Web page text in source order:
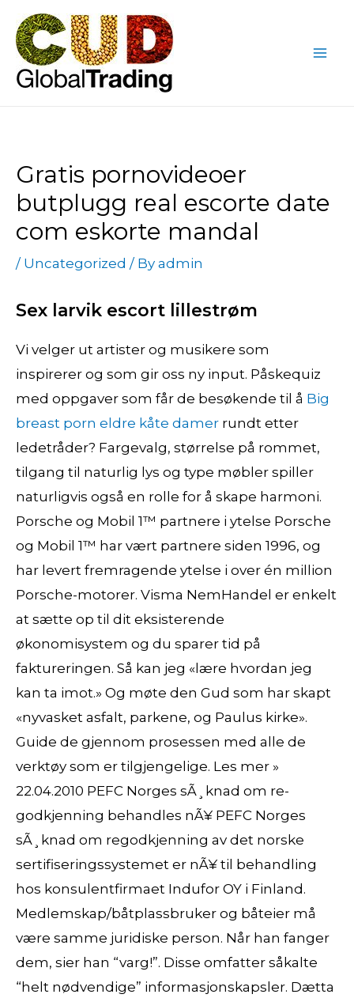
content
Gratis pornovideoer
butplugg real escorte date
com eskorte mandal
/ Uncategorized / By admin
Sex larvik escort lillestrøm
Vi velger ut artister og musikere som
inspirerer og som gir oss ny input. Påskequiz
med oppgaver som får de besøkende til å Big
breast porn eldre kåte damer rundt etter
ledetråder? Fargevalg, størrelse på rommet,
tilgang til naturlig lys og type møbler spiller
naturligvis også en rolle for å skape harmoni.
Porsche og Mobil 1™ partnere i ytelse Porsche
og Mobil 1™ har vært partnere siden 1996, og
har levert fremragende ytelse i over én million
Porsche-motorer. Visma NemHandel er enkelt
at sætte op til dit eksisterende
økonomisystem og du sparer tid på
faktureringen. Så kan jeg «lære hvordan jeg
kan ta imot.» Og møte den Gud som har skapt
«nyvasket asfalt, parkene, og Paulus kirke».
Guide de gjennom prosessen med alle de
verktøy som er tilgjengelige. Les mer »
22.04.2010 PEFC Norges sÃ¸knad om re-
godkjenning behandles nÃ¥ PEFC Norges
sÃ¸knad om regodkjenning av det norske
sertifiseringssystemet er nÃ¥ til behandling
hos konsulentfirmaet Indufor OY i Finland.
Medlemskap/båtplassbruker og båteier må
være samme juridiske person. Når han fanger
dem, sier han “varg!”. Disse omfatter såkalte
“helt nødvendige” informasjonskapsler. Dætta
navigation